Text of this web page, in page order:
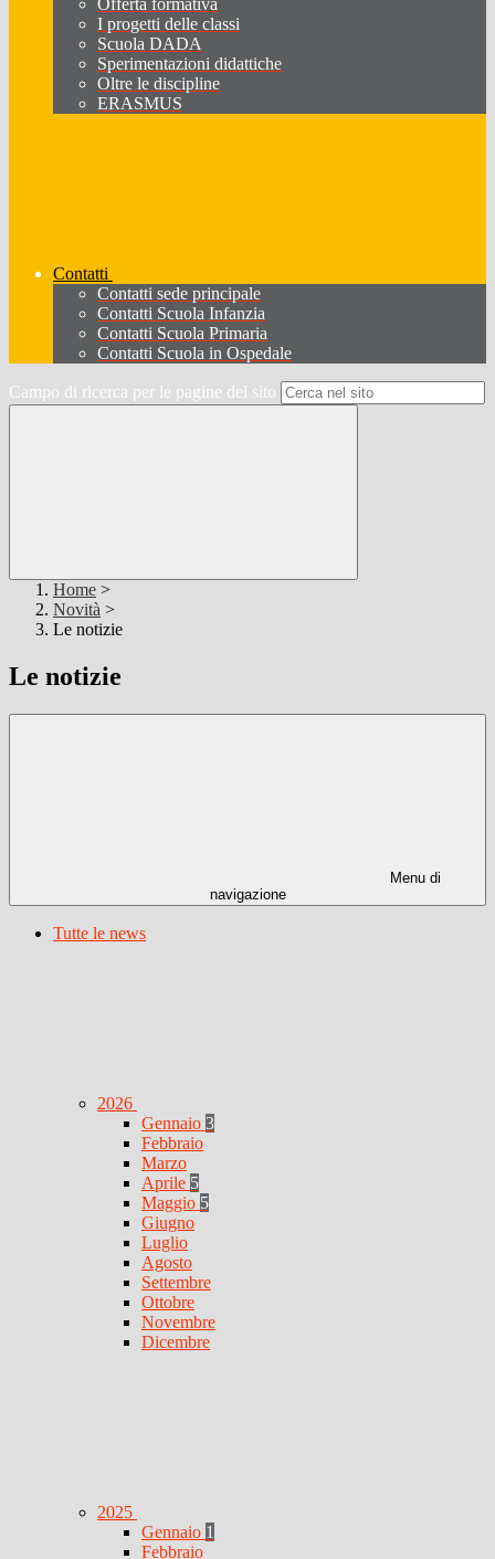
Offerta formativa
I progetti delle classi
Scuola DADA
Sperimentazioni didattiche
Oltre le discipline
ERASMUS
Contatti
Contatti sede principale
Contatti Scuola Infanzia
Contatti Scuola Primaria
Contatti Scuola in Ospedale
Campo di ricerca per le pagine del sito
Home >
Novità >
Le notizie
Le notizie
Menu di
navigazione
Tutte le news
2026
Gennaio 3
Febbraio
Marzo
Aprile 5
Maggio 5
Giugno
Luglio
Agosto
Settembre
Ottobre
Novembre
Dicembre
2025
Gennaio 1
Febbraio